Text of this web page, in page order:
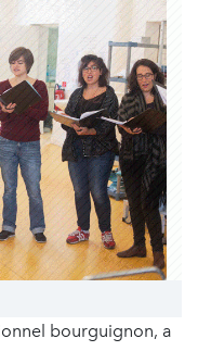
bourguignon, a